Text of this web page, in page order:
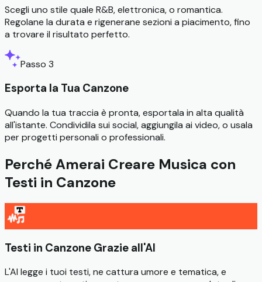
Scegli uno stile quale R&B, elettronica, o romantica.
Regolane la durata e rigenerane sezioni a piacimento, fino
a trovare il risultato perfetto.
Passo 3
Esporta la Tua Canzone
Quando la tua traccia è pronta, esportala in alta qualità
all'istante. Condividila sui social, aggiungila ai video, o usala
per progetti personali o professionali.
Perché Amerai Creare Musica con
Testi in Canzone
Testi in Canzone Grazie all'AI
L'AI legge i tuoi testi, ne cattura umore e tematica, e